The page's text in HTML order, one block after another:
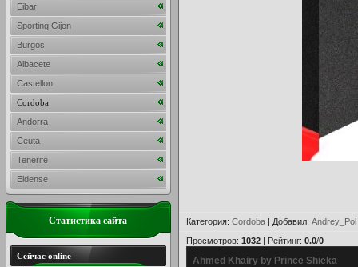
Категория: Cordoba | Добавил: Andrey_Pol
Просмотров: 1032 | Рейтинг: 0.0/0
Ahmed Khairy by Prince Shieka
Eibar
Sporting Gijon
Burgos
Albacete
Castellon
Cordoba
Andorra
Ceuta
Tenerife
Eldense
Статистика сайта
Сейчас online